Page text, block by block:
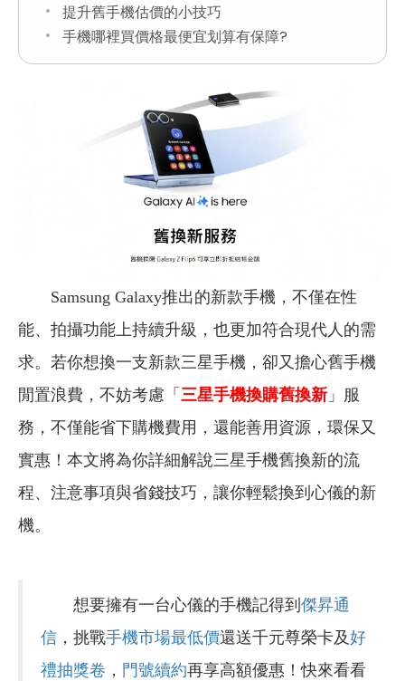
提升舊手機估價的小技巧
手機哪裡買價格最便宜划算有保障?
Samsung Galaxy推出的新款手機，不僅在性
能、拍攝功能上持續升級，也更加符合現代人的需
求。若你想換一支新款三星手機，卻又擔心舊手機
閒置浪費，不妨考慮「 三星手機換購舊換新 」服
務，不僅能省下購機費用，還能善用資源，環保又
實惠！本文將為你詳細解說三星手機舊換新的流
程、注意事項與省錢技巧，讓你輕鬆換到心儀的新
機。
想要擁有一台心儀的手機記得到 傑昇通
信 ，挑戰手機市場最低價還送千元尊榮卡及好
禮抽獎卷 ， 門號續約再享高額優惠！快來看看